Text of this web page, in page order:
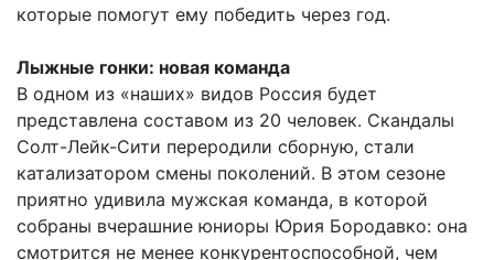
которые помогут ему победить через год.
Лыжные гонки: новая команда
В одном из «наших» видов Россия будет
представлена составом из 20 человек. Скандалы
Солт-Лейк-Сити переродили сборную, стали
катализатором смены поколений. В этом сезоне
приятно удивила мужская команда, в которой
собраны вчерашние юниоры Юрия Бородавко: она
смотрится не менее конкурентоспособной, чем